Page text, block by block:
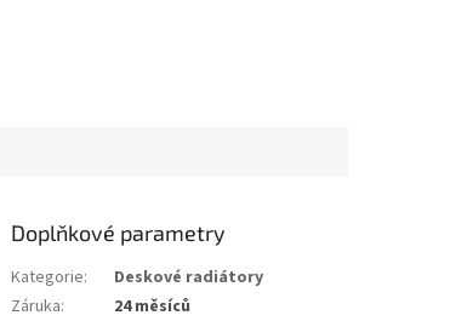
Doplňkové parametry
Kategorie:
Deskové radiátory
Záruka:
24 měsíců